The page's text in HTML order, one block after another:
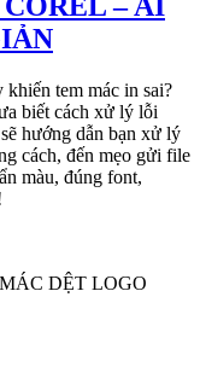
tem mác in sai?
biết cách xử lý lỗi
hướng dẫn bạn xử lý
cách, đến mẹo gửi file
màu, đúng font,
MÁC DỆT LOGO